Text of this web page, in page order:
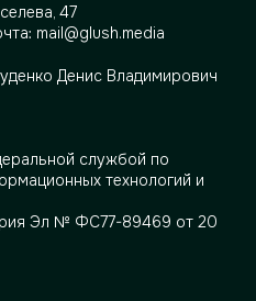
47
mail@glush.media
Денис Владимирович
службой по
технологий и
Эл № ФС77-89469 от 20